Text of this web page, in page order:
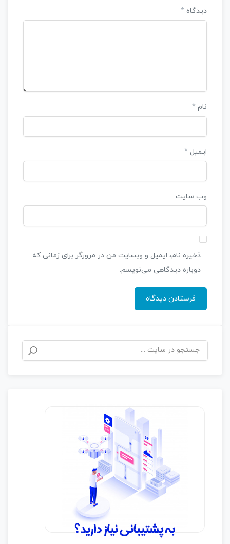
دیدگاه *
نام *
ایمیل *
وب‌ سایت
ذخیره نام، ایمیل و وبسایت من در مرورگر برای زمانی که
دوباره دیدگاهی می‌نویسم.